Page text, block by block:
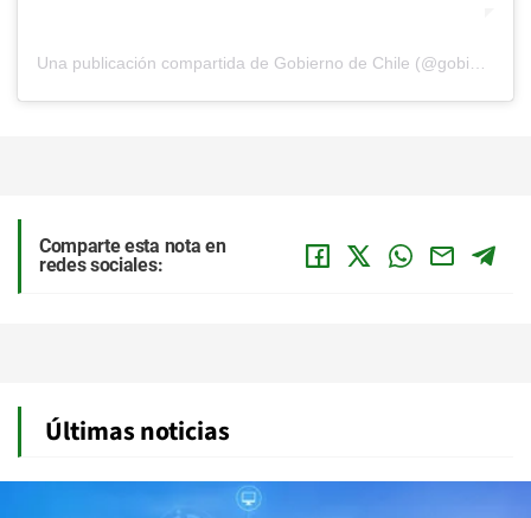
Comparte esta nota en
redes sociales:
Últimas noticias